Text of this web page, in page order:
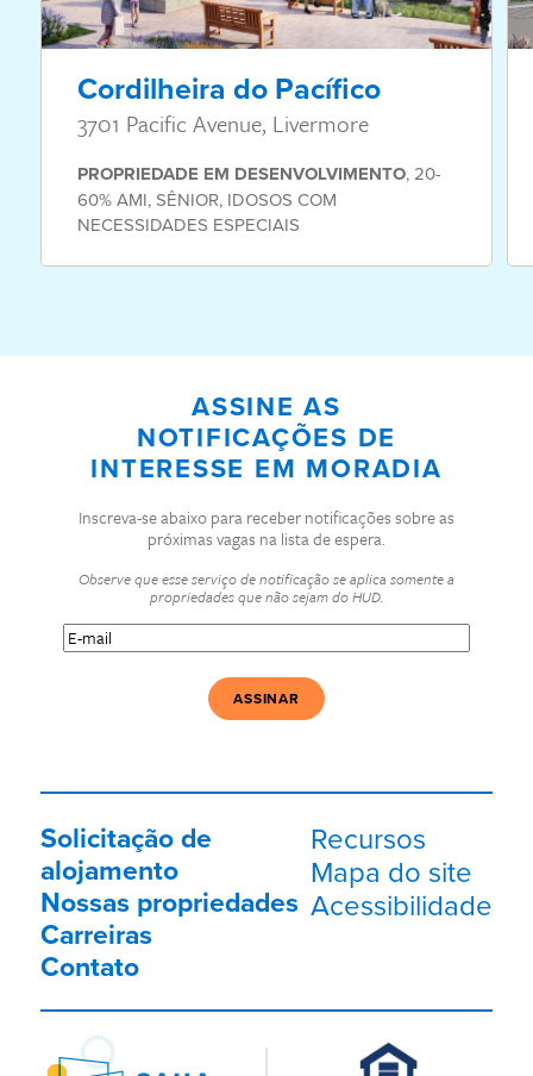
Cordilheira do Pacífico
3701 Pacific Avenue, Livermore
PROPRIEDADE EM DESENVOLVIMENTO,20-
60% AMI,SÊNIOR, IDOSOS COM
NECESSIDADES ESPECIAIS
ASSINE AS
NOTIFICAÇÕES DE
INTERESSE EM MORADIA
Inscreva-se abaixo para receber notificações sobre as
próximas vagas na lista de espera.
Observe que esse serviço de notificação se aplica somente a
propriedades que não sejam do HUD.
E-
mail(Obrigatório)
Solicitação de
alojamento
Nossas propriedades
Carreiras
Contato
Recursos
Mapa do site
Acessibilidade